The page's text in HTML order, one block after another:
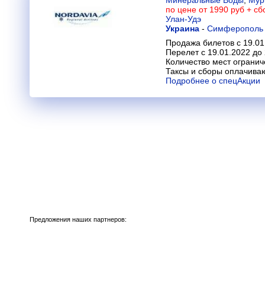
по цене от 1990 руб +
Улан-Удэ
Украина - Симферополь
Продажа билетов с
Перелет с 19.01.2022 до
Количество мест
Таксы и сборы
Подробнее о спецАкции
Предложения наших партнеров: